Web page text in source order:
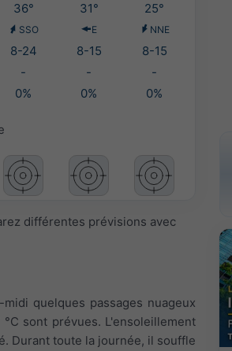
36° 31° 25°
SSO E NNE
8-24 8-15
8-15
- -
-
0% 0% 0%
différentes prévisions avec
quelques passages nuageux
sont prévues. L'ensoleillement
Durant toute la journée, il souffle